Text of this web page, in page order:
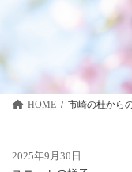
HOME 市崎の杜
2025年9月30日